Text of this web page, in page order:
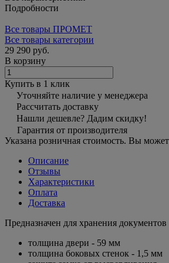
Подробности
Все товары ПРОМЕТ
Все товары категории
29 290 руб.
В корзину
Купить в 1 клик
Уточняйте наличие у менеджера
Рассчитать доставку
Нашли дешевле? Дадим скидку!
Гарантия от производителя
Указана розничная стоимость. Вы
Описание
Отзывы
Характеристики
Оплата
Доставка
Предназначен для хранения
толщина двери - 59 мм
толщина боковых стенок - 1,5 мм